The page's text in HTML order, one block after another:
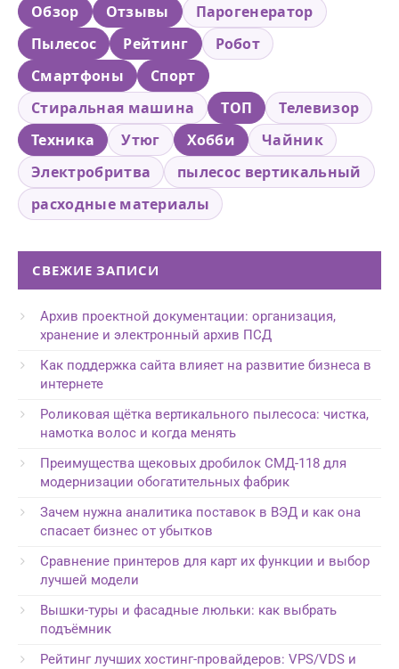
Обзор Отзывы
Парогенератор
Пылесос
Рейтинг
Робот
Смартфоны
Спорт
Стиральная машина
ТОП
Телевизор
Техника
Утюг Хобби
Чайник
Электробритва
пылесос вертикальный
расходные материалы
СВЕЖИЕ ЗАПИСИ
Архив проектной документации: организация,
хранение и электронный архив ПСД
Как поддержка сайта влияет на развитие бизнеса в
интернете
Роликовая щётка вертикального пылесоса: чистка,
намотка волос и когда менять
Преимущества щековых дробилок СМД-118 для
модернизации обогатительных фабрик
Зачем нужна аналитика поставок в ВЭД и как она
спасает бизнес от убытков
Сравнение принтеров для карт их функции и выбор
лучшей модели
Вышки-туры и фасадные люльки: как выбрать
подъёмник
Рейтинг лучших хостинг-провайдеров: VPS/VDS и